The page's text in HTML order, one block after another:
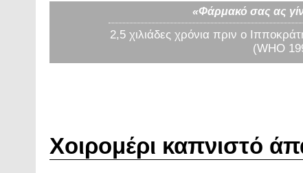
«Φάρμακό σας ας
2,5 χιλιάδες χρόνια πριν ο
(WHO
Χοιρομέρι καπνιστό